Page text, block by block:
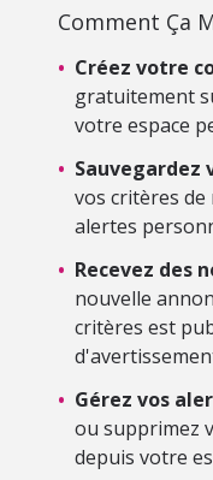
Comment Ça
• Créez votre
gratuitement
votre espace
• Sauvegardez
vos critères
alertes
• Recevez des
nouvelle
critères est
• Gérez vos
ou supprimez
depuis votre